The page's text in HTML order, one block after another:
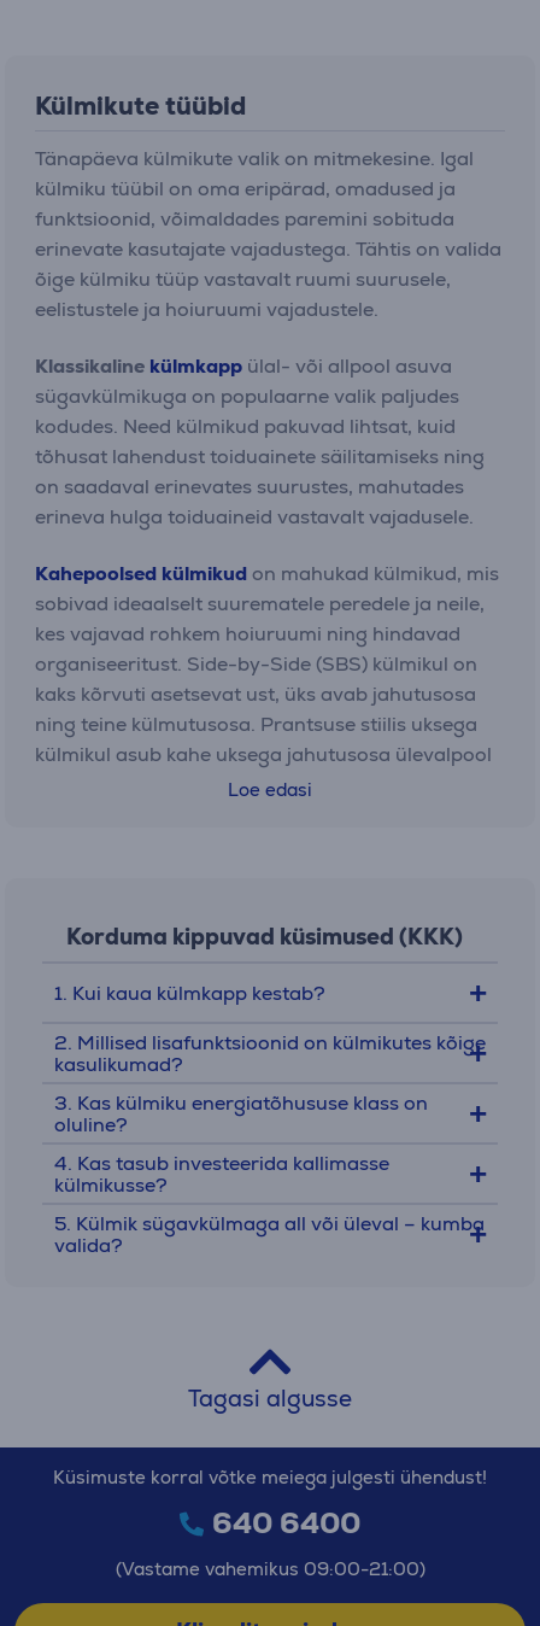
Külmikute tüübid
Tänapäeva külmikute valik on mitmekesine. Igal
külmiku tüübil on oma eripärad, omadused ja
funktsioonid, võimaldades paremini sobituda
erinevate kasutajate vajadustega. Tähtis on valida
õige külmiku tüüp vastavalt ruumi suurusele,
eelistustele ja hoiuruumi vajadustele.
Klassikaline külmkapp ülal- või allpool asuva
sügavkülmikuga on populaarne valik paljudes
kodudes. Need külmikud pakuvad lihtsat, kuid
tõhusat lahendust toiduainete säilitamiseks ning
on saadaval erinevates suurustes, mahutades
erineva hulga toiduaineid vastavalt vajadusele.
Kahepoolsed külmikudon mahukad külmikud, mis
sobivad ideaalselt suurematele peredele ja neile,
kes vajavad rohkem hoiuruumi ning hindavad
organiseeritust. Side-by-Side (SBS) külmikul on
kaks kõrvuti asetsevat ust, üks avab jahutusosa
ning teine külmutusosa. Prantsuse stiilis uksega
külmikul asub kahe uksega jahutusosa ülevalpool
ning sügavkülmik allpool.
olukordades, kus toiduainete külmutamine ei ole
ja jahutamine on oluline.
Sügavkülmikud ja sügavkülmkirstudon mõeldud
spetsiaalselt külmutatud toiduainete
hoiustamiseks. Sügavkülmikud on varustatud
sahtlite ja riiulitega ning on vertikaalse kujuga ja
avanevad eest. Sügavkülmkirstud on aga
horisontaalse kujuga ja avanevad ülalt.
Veinikülmikud
Samuti võib veinikülmikutes hoida ka muid jooke.
on väiksed, kuid tõhusad külmkapid,
kõik olulised omadused, mida ootad täissuuruses
Integreeritavad külmikudon disainitud
sulanduma köögi üldise ilmega ning on eriti
Loe edasi
Korduma kippuvad küsimused (KKK)
1. Kui kaua külmkapp kestab?
2. Millised lisafunktsioonid on külmikutes kõige
kasulikumad?
3. Kas külmiku energiatõhususe klass on
oluline?
4. Kas tasub investeerida kallimasse
külmikusse?
5. Külmik sügavkülmaga all või üleval – kumba
valida?
Tagasi algusse
Küsimuste korral võtke meiega julgesti ühendust!
640 6400
(Vastame vahemikus 09:00-21:00)